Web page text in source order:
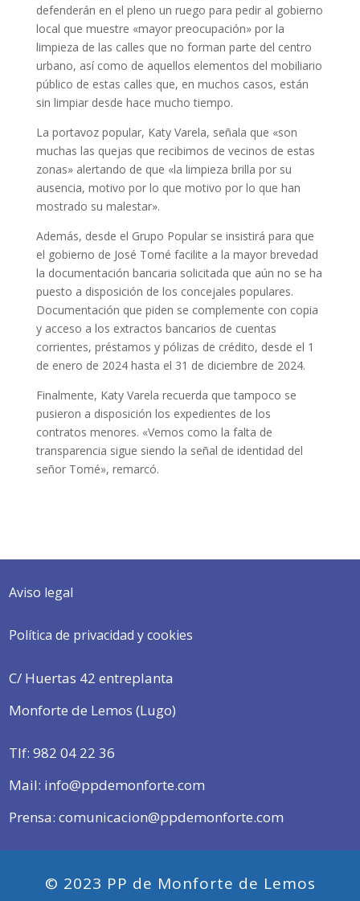
defenderán en el pleno un ruego para pedir al gobierno
local que muestre «mayor preocupación» por la
limpieza de las calles que no forman parte del centro
urbano, así como de aquellos elementos del mobiliario
público de estas calles que, en muchos casos, están
sin limpiar desde hace mucho tiempo.
La portavoz popular, Katy Varela, señala que «son
muchas las quejas que recibimos de vecinos de estas
zonas» alertando de que «la limpieza brilla por su
ausencia, motivo por lo que motivo por lo que han
mostrado su malestar».
Además, desde el Grupo Popular se insistirá para que
el gobierno de José Tomé facilite a la mayor brevedad
la documentación bancaria solicitada que aún no se ha
puesto a disposición de los concejales populares.
Documentación que piden se complemente con copia
y acceso a los extractos bancarios de cuentas
corrientes, préstamos y pólizas de crédito, desde el 1
de enero de 2024 hasta el 31 de diciembre de 2024.
Finalmente, Katy Varela recuerda que tampoco se
pusieron a disposición los expedientes de los
contratos menores. «Vemos como la falta de
transparencia sigue siendo la señal de identidad del
señor Tomé», remarcó.
Aviso legal
Política de privacidad y cookies
C/ Huertas 42 entreplanta
Monforte de Lemos (Lugo)
Tlf:982 04 22 36
Mail: info@ppdemonforte.com
Prensa: comunicacion@ppdemonforte.com
© 2023 PP de Monforte de Lemos